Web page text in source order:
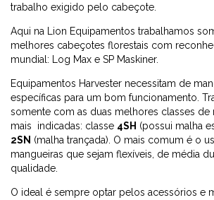
trabalho exigido pelo cabeçote.
Aqui na Lion Equipamentos trabalhamos
melhores cabeçotes florestais com
mundial: Log Max e SP Maskiner.
Equipamentos Harvester necessitam de
específicas para um bom funcionamento.
somente com as duas melhores classes de
mais indicadas: classe 4SH (possui malha
2SN (malha trançada). O mais comum é o
mangueiras que sejam flexíveis, de média
qualidade.
O ideal é sempre optar pelos acessórios e